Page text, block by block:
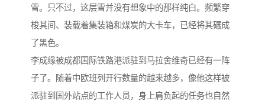
雪。只不过，这层雪并没有想象中的那样纯白。频繁穿
梭其间、装载着集装箱和煤炭的大卡车，已经将其碾成
了黑色。
李成缘被成都国际铁路港派驻到马拉舍维奇已经有一阵
子了。随着中欧班列开行数量的越来越多，像他这样被
派驻到国外站点的工作人员，身上肩负起的任务也自然